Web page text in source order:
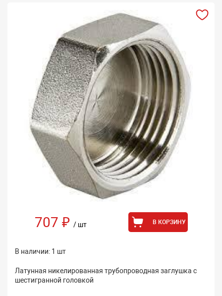
707 ₽ / шт В КОРЗИНУ
В наличии: 1 шт
Латунная никелированная трубопроводная заглушка с
шестигранной головкой